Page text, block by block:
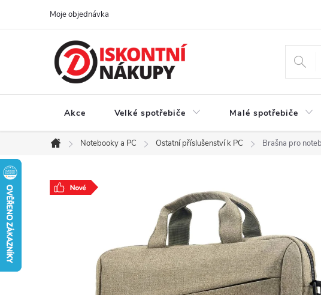
Moje objednávka
Akce Velké spotřebiče Malé spotřebiče
Domů
Notebooky a PC Ostatní příslušenství k PC Brašna pro